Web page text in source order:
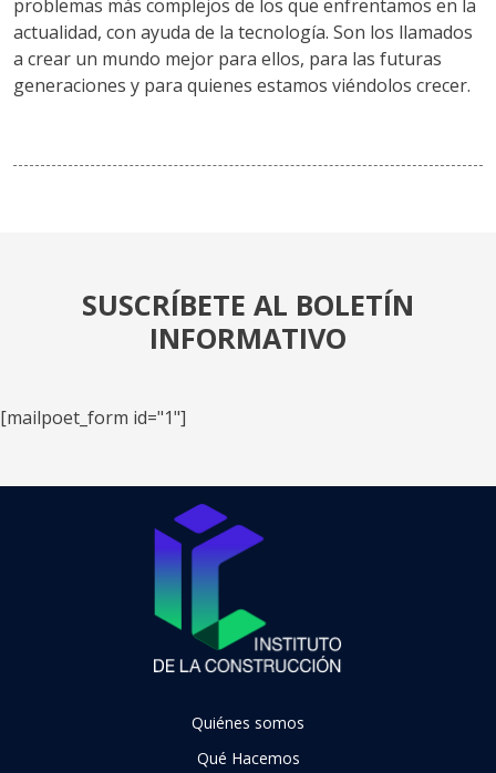
problemas más complejos de los que enfrentamos en la
actualidad, con ayuda de la tecnología. Son los llamados
a crear un mundo mejor para ellos, para las futuras
generaciones y para quienes estamos viéndolos crecer.
SUSCRÍBETE AL BOLETÍN
INFORMATIVO
[mailpoet_form id="1"]
Quiénes somos
Qué Hacemos